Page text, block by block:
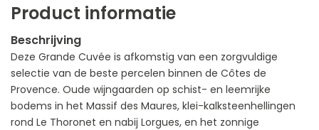
Product informatie
Beschrijving
Deze Grande Cuvée is afkomstig van een zorgvuldige
selectie van de beste percelen binnen de Côtes de
Provence. Oude wijngaarden op schist- en leemrijke
bodems in het Massif des Maures, klei-kalksteenhellingen
rond Le Thoronet en nabij Lorgues, en het zonnige